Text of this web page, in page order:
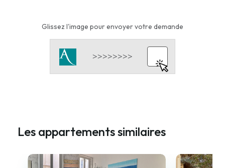
Glissez l'image pour envoyer votre demande
Les appartements similaires